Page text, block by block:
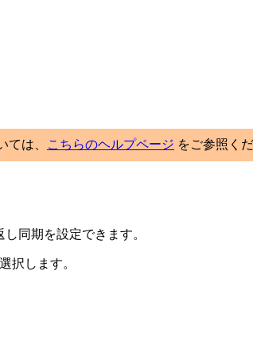
ては、 こちらのヘルプページ をご参照く
同期を設定できます。
択します。